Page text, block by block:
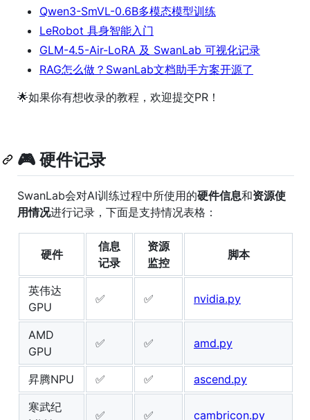
Qwen3-SmVL-0.6B多模态模型训练
LeRobot 具身智能入门
GLM-4.5-Air-LoRA 及 SwanLab 可视化记录
RAG怎么做？SwanLab文档助手方案开源了
🌟如果你有想收录的教程，欢迎提交PR！
🎮 硬件记录
SwanLab会对AI训练过程中所使用的硬件信息和资源使
用情况进行记录，下面是支持情况表格：
硬件
信息
记录
资源
监控
脚本
英伟达
GPU
✅ ✅ nvidia.py
AMD
GPU
✅ ✅ amd.py
昇腾NPU ✅ ✅
ascend.py
寒武纪
✅ ✅ cambricon.py